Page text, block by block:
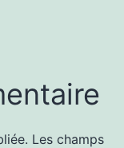
Les champs